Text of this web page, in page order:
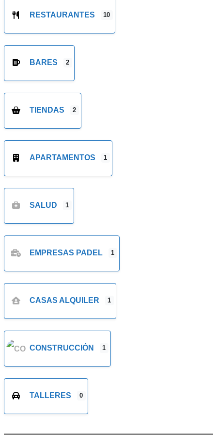
RESTAURANTES 10
BARES 2
TIENDAS 2
APARTAMENTOS 1
SALUD 1
EMPRESAS PADEL 1
CASAS ALQUILER 1
CONSTRUCCIÓN 1
TALLERES 0